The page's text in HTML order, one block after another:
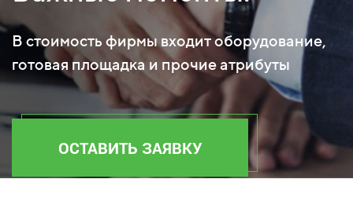
В стоимость фирмы входит оборудование,
готовая площадка и прочие атрибуты
ОСТАВИТЬ ЗАЯВКУ